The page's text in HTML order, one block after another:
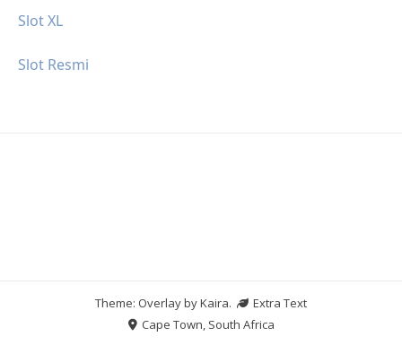
Slot XL
Slot Resmi
Theme: Overlay byKaira.
Extra Text
Cape Town, South Africa